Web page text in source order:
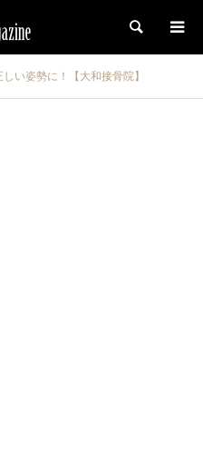
検索
い姿勢に！【大和接骨院】